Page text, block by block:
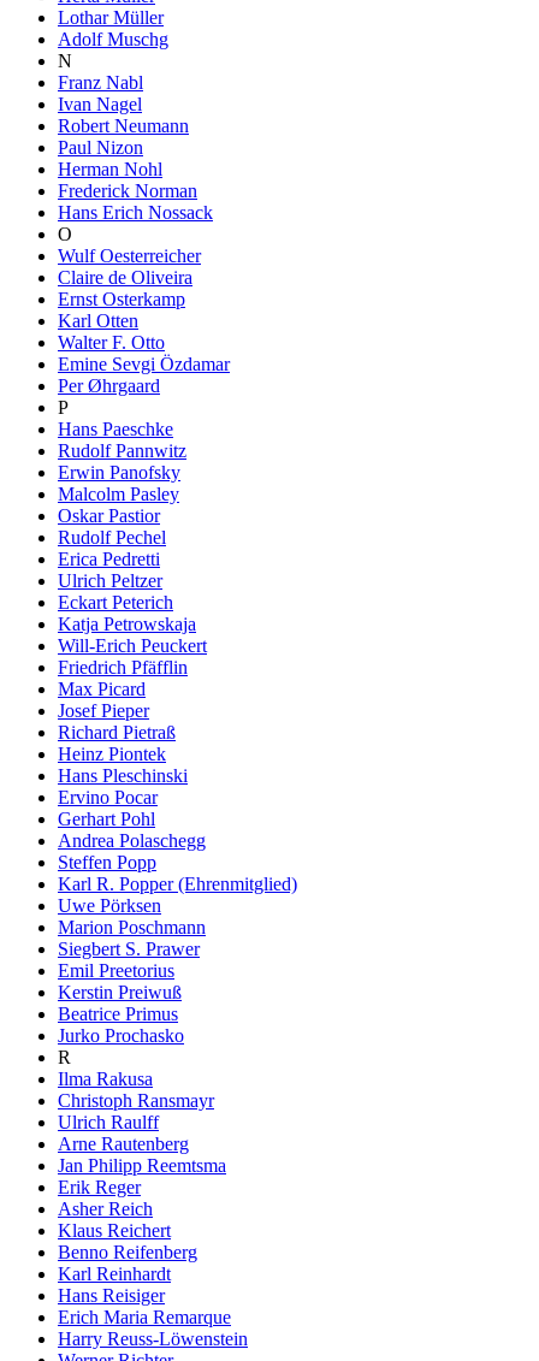
Lothar Müller
Adolf Muschg
N
Franz Nabl
Ivan Nagel
Robert Neumann
Paul Nizon
Herman Nohl
Frederick Norman
Hans Erich Nossack
O
Wulf Oesterreicher
Claire de Oliveira
Ernst Osterkamp
Karl Otten
Walter F. Otto
Emine Sevgi Özdamar
Per Øhrgaard
P
Hans Paeschke
Rudolf Pannwitz
Erwin Panofsky
Malcolm Pasley
Oskar Pastior
Rudolf Pechel
Erica Pedretti
Ulrich Peltzer
Eckart Peterich
Katja Petrowskaja
Will-Erich Peuckert
Friedrich Pfäfflin
Max Picard
Josef Pieper
Richard Pietraß
Heinz Piontek
Hans Pleschinski
Ervino Pocar
Gerhart Pohl
Andrea Polaschegg
Steffen Popp
Karl R. Popper (Ehrenmitglied)
Uwe Pörksen
Marion Poschmann
Siegbert S. Prawer
Emil Preetorius
Kerstin Preiwuß
Beatrice Primus
Jurko Prochasko
R
Ilma Rakusa
Christoph Ransmayr
Ulrich Raulff
Arne Rautenberg
Jan Philipp Reemtsma
Erik Reger
Asher Reich
Klaus Reichert
Benno Reifenberg
Karl Reinhardt
Hans Reisiger
Erich Maria Remarque
Harry Reuss-Löwenstein